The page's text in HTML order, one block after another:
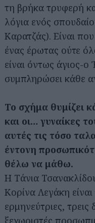
τη βρήκα τρυφερή
λόγια ενός
Καρατζάς). Είναι
ένας έρωτας ούτε
είναι όντως άγιος-ο
συμπληρώσει κάθε
Το σχήμα θυμίζει
και οι… γυναίκες
αυτές τις τόσο
έντονη
θέλω να μάθω.
Η Τάνια
Κορίνα Λεγάκη είναι
ερμηνεύτριες, τρεις
ξεχωριστές